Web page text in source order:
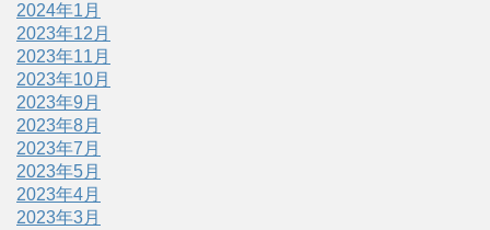
2024年1月
2023年12月
2023年11月
2023年10月
2023年9月
2023年8月
2023年7月
2023年5月
2023年4月
2023年3月